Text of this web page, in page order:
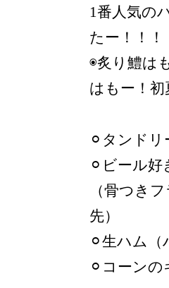
1番人気の
たー！！！
◉炙り鱧は
はもー！
⚪︎タンド
⚪︎ビール
（骨つき
先）
⚪︎生ハム（
⚪︎コーンの